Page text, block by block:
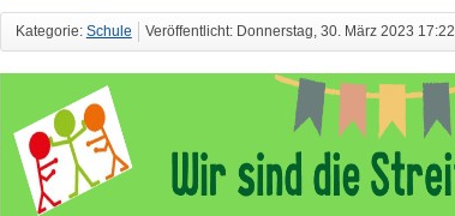
Kategorie: Schule Veröffentlicht: Donnerstag, 30. März 2023 17:22